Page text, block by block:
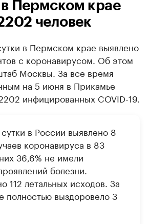
в Пермском крае
человек
в Пермском крае выявлено
с коронавирусом. Об этом
Москвы. За все время
на 5 июня в Прикамье
инфицированных COVID-19.
в России выявлено 8
коронавируса в 83
36,6% не имели
болезни.
112 летальных исходов. За
полностью выздоровело 3